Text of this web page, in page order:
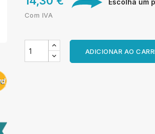
Com IVA
ADICIONAR AO